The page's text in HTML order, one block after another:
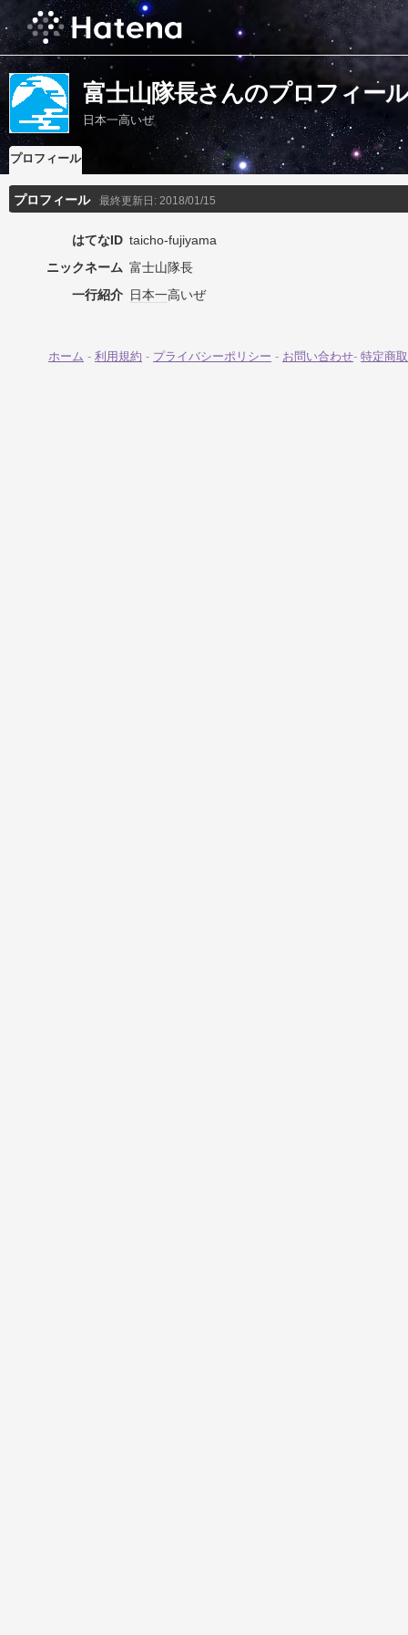
富士山隊長さんのプロフィール
日本一高いぜ
プロフィール
プロフィール 最終更新日: 2018/01/15
はてなID taicho-fujiyama
ニックネーム 富士山隊長
一行紹介 日本一高いぜ
ホーム - 利用規約 - プライバシーポリシー - お問い合わせ- 特定商